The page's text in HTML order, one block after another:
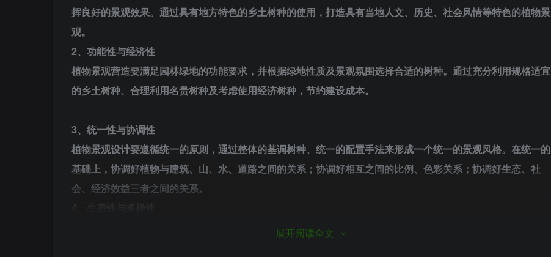
挥良好的景观效果。通过具有地方特色的乡土树种的使用，打造具有当地人文、历史、社会风情等特色的植物景
观。
2、功能性与经济性
植物景观营造要满足园林绿地的功能要求，并根据绿地性质及景观氛围选择合适的树种。通过充分利用规格适宜
的乡土树种、合理利用名贵树种及考虑使用经济树种，节约建设成本。
3、统一性与协调性
植物景观设计要遵循统一的原则，通过整体的基调树种、统一的配置手法来形成一个统一的景观风格。在统一的
基础上，协调好植物与建筑、山、水、道路之间的关系；协调好相互之间的比例、色彩关系；协调好生态、社
会、经济效益三者之间的关系。
植物配置要按照生态性的原则，选择合理的植物种类，以“乔、灌、地被、草”的多层复合绿化打造结构稳定的植
展开阅读全文